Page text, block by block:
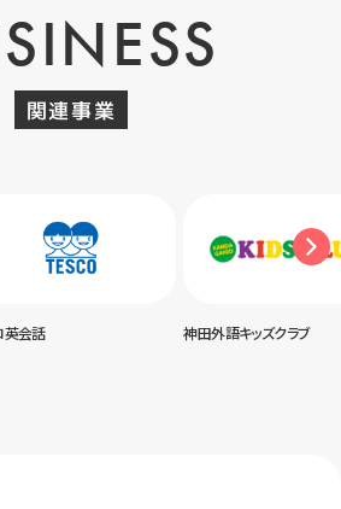
関連事業
英会話 神田外語キッズクラブ